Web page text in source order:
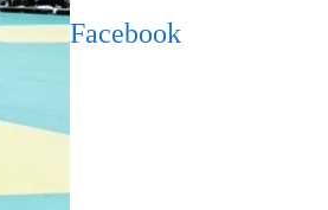
Facebook